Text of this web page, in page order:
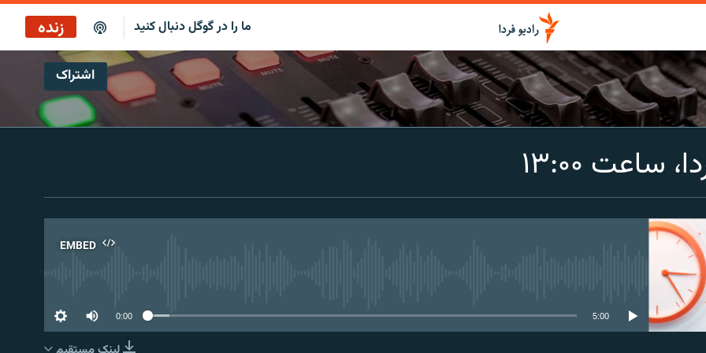
ما را در گوگل دنبال کنید زنده
پخش آنلاین
پخش رادیویی
اشتراک
ساعت ۱۳:۰۰
EMBED
0:00 5:00